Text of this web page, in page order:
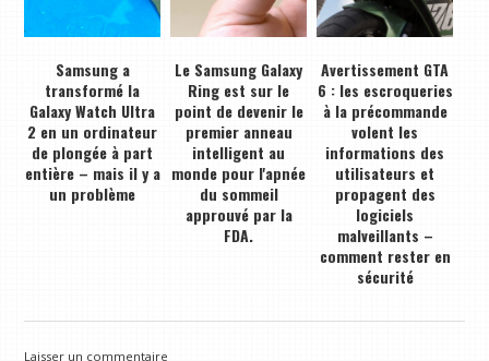
Samsung a
transformé la
Galaxy Watch Ultra
2 en un ordinateur
de plongée à part
entière – mais il y a
un problème
Le Samsung Galaxy
Ring est sur le
point de devenir le
premier anneau
intelligent au
monde pour l'apnée
du sommeil
approuvé par la
FDA.
Avertissement GTA
6 : les escroqueries
à la précommande
volent les
informations des
utilisateurs et
propagent des
logiciels
malveillants –
comment rester en
sécurité
Laisser un commentaire